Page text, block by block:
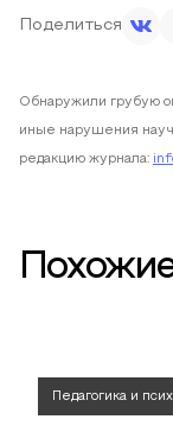
Поделиться
Обнаружили грубую
иные нарушения
редакцию журнала:
Педагогика и